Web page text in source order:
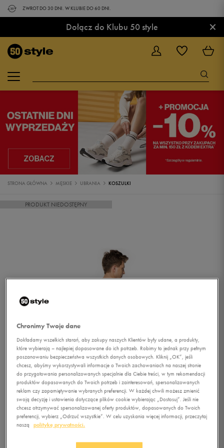
ZWROT DO 30 DNI. W KLUBIE DO 60 DNI.
Dołącz do Klubu 50 style ×
STRONA GŁÓWNA MĘSKIE UBRANIA KOSZULKI
PRODUKT NIEDOSTĘPNY
1/3
Chronimy Twoje dane
Dokładamy wszelkich starań, aby zakupy naszych Klientów były udane, a produkty,
które wybierają – najlepiej dopasowane do ich potrzeb. Robimy to jednak przy pełnym
poszanowaniu bezpieczeństwa wszystkich danych osobowych. Kliknij „OK”, jeśli
chcesz, abyśmy wykorzystywali informacje o Twoich zachowaniach na naszej stronie
do przygotowania personalizowanych specjalnie dla Ciebie treści, w tym rekomendacji
produktów dopasowanych do Twoich potrzeb i zainteresowań, spersonalizowanych
reklam czy zapamiętywanie wybranych preferencji. W każdej chwili możesz zmienić
swoją decyzję i ustawienia dotyczące plików cookie wybierając „Dostosuj”. Jeśli nie
chcesz otrzymywać spersonalizowanej oferty produktów, dopasowanych do Twoich
preferencji, wybierz „Odrzuć wszystkie”. W celu uzyskania więcej informacji, przeczytaj
naszą
politykę prywatności.